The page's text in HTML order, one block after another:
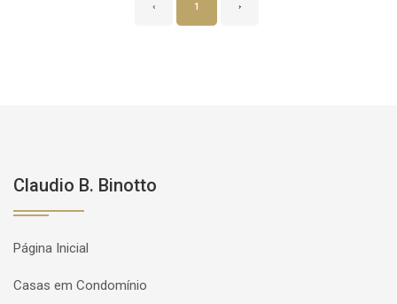
‹ 1 ›
Claudio B. Binotto
Página Inicial
Casas em Condomínio